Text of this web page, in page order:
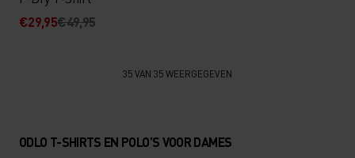
€29,95€49,95
35 VAN 35 WEERGEGEVEN
ODLO T-SHIRTS EN POLO’S VOOR DAMES